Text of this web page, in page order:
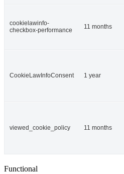
cookielawinfo-
checkbox-performance
11 months
CookieLawInfoConsent 1 year
viewed_cookie_policy 11 months
Functional